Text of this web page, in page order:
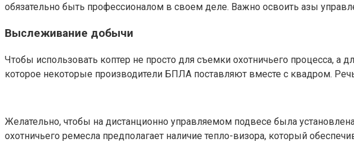
обязательно быть профессионалом в своем деле. Важно освоить азы
Выслеживание добычи
Чтобы использовать коптер не просто для съемки охотничьего процесса,
которое некоторые производители БПЛА поставляют вместе с квадром.
Желательно, чтобы на дистанционно управляемом подвесе была
охотничьего ремесла предполагает наличие тепло-визора, который